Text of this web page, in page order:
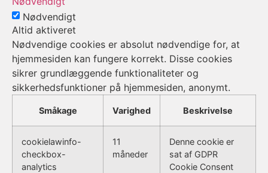
Nødvendigt
Altid aktiveret
Nødvendige cookies er absolut nødvendige for, at
hjemmesiden kan fungere korrekt. Disse cookies
sikrer grundlæggende funktionaliteter og
sikkerhedsfunktioner på hjemmesiden, anonymt.
Småkage Varighed Beskrivelse
cookielawinfo-
checkbox-
analytics
11
måneder
Denne cookie er
sat af GDPR
Cookie Consent